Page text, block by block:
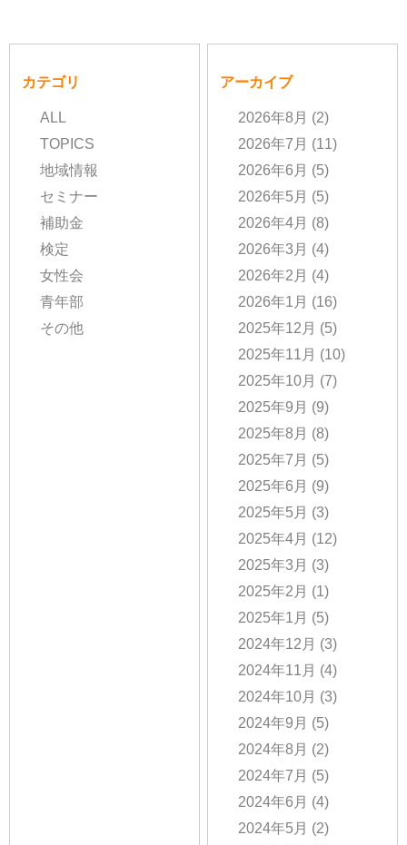
カテゴリ
ALL
TOPICS
地域情報
セミナー
補助金
検定
女性会
青年部
その他
アーカイブ
2026年8月 (2)
2026年7月 (11)
2026年6月 (5)
2026年5月 (5)
2026年4月 (8)
2026年3月 (4)
2026年2月 (4)
2026年1月 (16)
2025年12月 (5)
2025年11月 (10)
2025年10月 (7)
2025年9月 (9)
2025年8月 (8)
2025年7月 (5)
2025年6月 (9)
2025年5月 (3)
2025年4月 (12)
2025年3月 (3)
2025年2月 (1)
2025年1月 (5)
2024年12月 (3)
2024年11月 (4)
2024年10月 (3)
2024年9月 (5)
2024年8月 (2)
2024年7月 (5)
2024年6月 (4)
2024年5月 (2)